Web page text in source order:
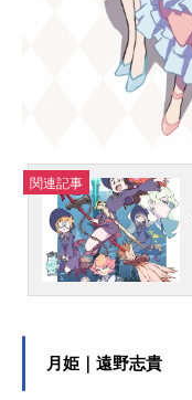
関連記事
月姫｜遠野志貴